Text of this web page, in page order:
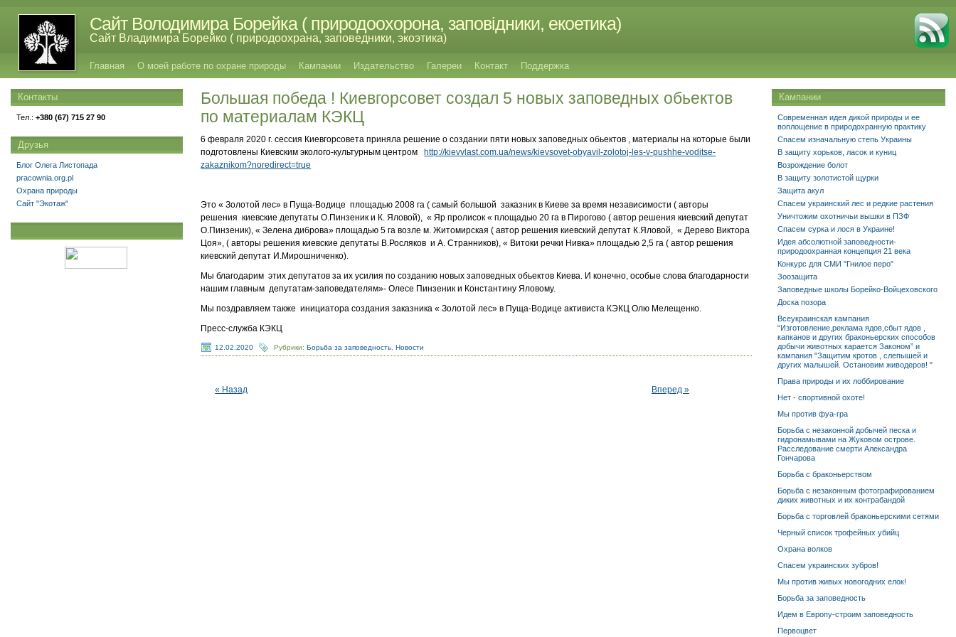
Сайт Володимира Борейка ( природоохорона, заповідники, екоетика)
Сайт Владимира Борейко ( природоохрана, заповедники, экоэтика)
Главная О моей работе по охране природы Кампании Издательство Галереи Контакт Поддержка
Большая победа ! Киевгорсовет создал 5 новых заповедных обьектов
по материалам КЭКЦ
6 февраля 2020 г. сессия Киевгорсовета приняла решение о создании пяти новых заповедных обьектов , материалы на которые были
подготовлены Киевским эколого-культурным центром
http://kievvlast.com.ua/news/kievsovet-obyavil-zolotoj-les-v-pushhe-voditse-
zakaznikom?noredirect=true
Это « Золотой лес» в Пуща-Водице площадью 2008 га ( самый большой заказник в Киеве за время независимости ( авторы
решения киевские депутаты О.Пинзеник и К. Яловой), « Яр пролисок « площадью 20 га в Пирогово ( автор решения киевский депутат
О.Пинзеник), « Зелена диброва» площадью 5 га возле м. Житомирская ( автор решения киевский депутат К.Яловой, « Дерево Виктора
Цоя», ( авторы решения киевские депутаты В.Росляков и А. Странников), « Витоки речки Нивка» площадью 2,5 га ( автор решения
киевский депутат И.Мирошниченко).
Мы благодарим этих депутатов за их усилия по созданию новых заповедных обьектов Киева. И конечно, особые слова благодарности
нашим главным депутатам-заповедателям»- Олесе Пинзеник и Константину Яловому.
Мы поздравляем также инициатора создания заказника « Золотой лес» в Пуща-Водице активиста КЭКЦ Олю Мелещенко.
Пресс-служба КЭКЦ
12.02.2020 Рубрики:Борьба за заповедность ,Новости
« Назад Вперед »
Кампании
Современная идея дикой природы и ее
воплощение в природохранную практику
Спасем изначальную степь Украины
В защиту хорьков, ласок и куниц
Возрождение болот
В защиту золотистой щурки
Защита акул
Спасем украинский лес и редкие растения
Уничтожим охотничьи вышки в ПЗФ
Спасем сурка и лося в Украине!
Идея абсолютной заповедности-
природоохранная концепция 21 века
Конкурс для СМИ "Гнилое перо"
Зоозащита
Заповедные школы Борейко-Войцеховского
Доска позора
Всеукраинская кампания
“Изготовление,реклама ядов,сбыт ядов ,
капканов и других браконьерских способов
добычи животных карается Законом” и
кампания "Защитим кротов , слепышей и
других малышей. Остановим живодеров! "
Права природы и их лоббирование
Нет - спортивной охоте!
Мы против фуа-гра
Борьба с незаконной добычей песка и
гидронамывами на Жуковом острове.
Расследование смерти Александра
Гончарова
Борьба с браконьерством
Борьба с незаконным фотографированием
диких животных и их контрабандой
Борьба с торговлей браконьерскими сетями
Черный список трофейных убийц
Охрана волков
Спасем украинских зубров!
Мы против живых новогодних елок!
Борьба за заповедность
Идем в Европу-строим заповедность
Первоцвет
Контакты
Тел.: +380 (67) 715 27 90
Друзья
Блог Олега Листопада
pracownia.org.pl
Охрана природы
Сайт "Экотаж"